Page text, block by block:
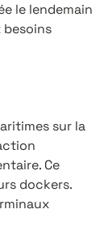
le lendemain
besoins
sur la
Ce
dockers.